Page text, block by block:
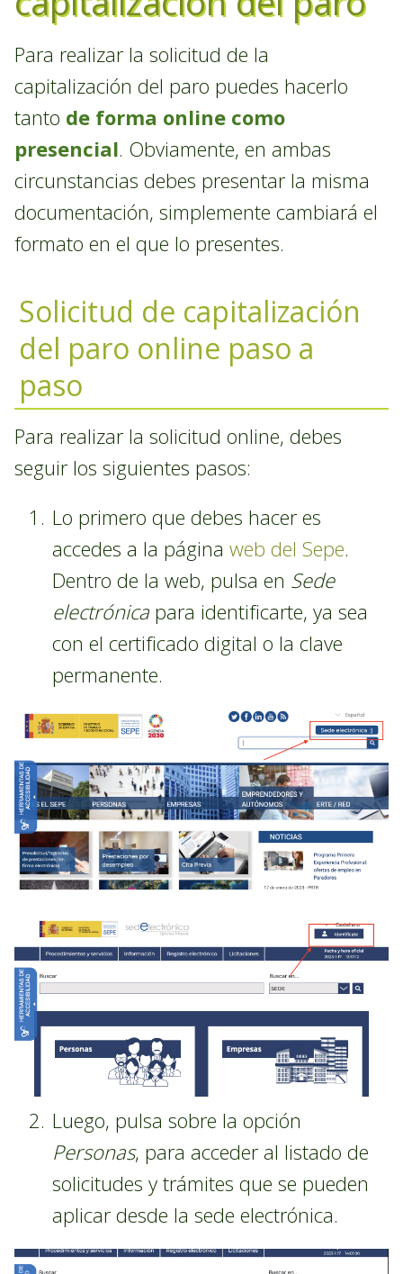
Para realizar la solicitud de la
capitalización del paro puedes hacerlo
tanto de forma online como
presencial. Obviamente, en ambas
circunstancias debes presentar la misma
documentación, simplemente cambiará el
formato en el que lo presentes.
Solicitud de capitalización
del paro online paso a
paso
Para realizar la solicitud online, debes
seguir los siguientes pasos:
Lo primero que debes hacer es
accedes a la página web del Sepe.
Dentro de la web, pulsa en Sede
electrónica para identificarte, ya sea
con el certificado digital o la clave
permanente.
Luego, pulsa sobre la opción
Personas, para acceder al listado de
solicitudes y trámites que se pueden
aplicar desde la sede electrónica.